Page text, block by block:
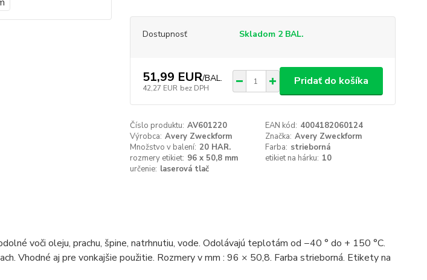
Dostupnosť Skladom 2 BAL.
51,99 EUR/BAL.
42,27 EUR bez DPH
Pridať do košíka
Číslo produktu: AV601220 EAN kód: 4004182060124
Výrobca: Avery Zweckform Značka: Avery Zweckform
Množstvo v balení: 20 HAR. Farba: strieborná
rozmery etikiet: 96 x 50,8 mm etikiet na hárku: 10
určenie: laserová tlač
voči oleju, prachu, špine, natrhnutiu, vode. Odolávajú teplotám od −40 ° do + 150 °C.
Vhodné aj pre vonkajšie použitie. Rozmery v mm : 96 × 50,8. Farba strieborná. Etikety na